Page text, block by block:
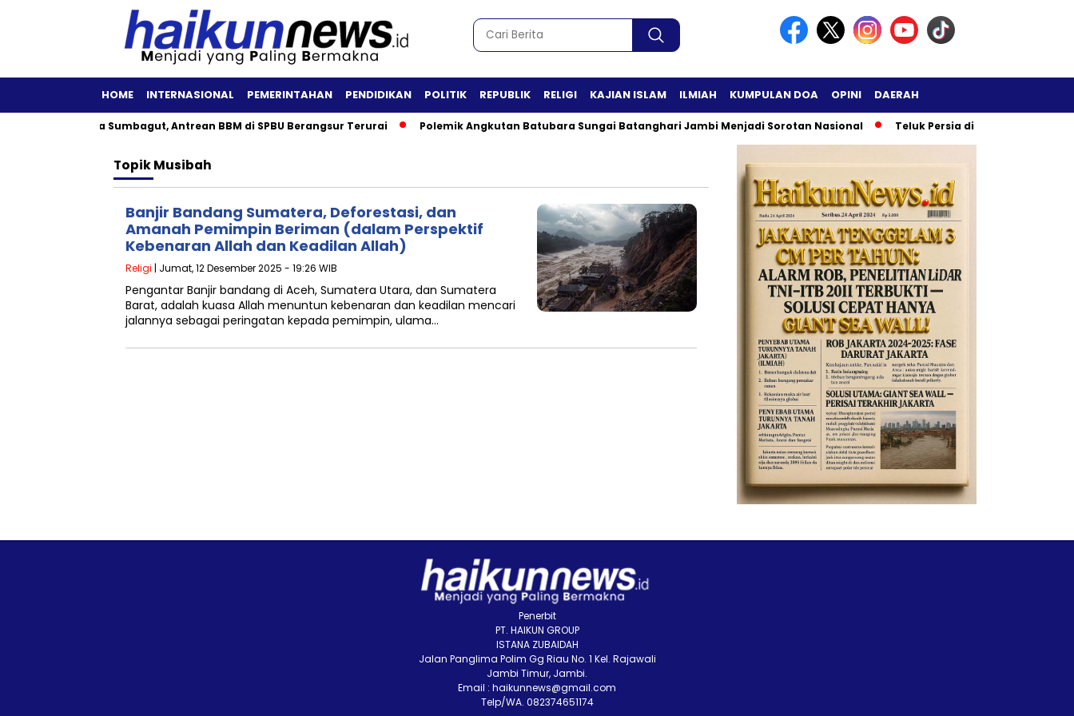
HOME INTERNASIONAL PEMERINTAHAN PENDIDIKAN POLITIK REPUBLIK RELIGI KAJIAN ISLAM ILMIAH KUMPULAN DOA OPINI DAERAH
Patra Niaga Sumbagut, Antrean BBM di SPBU Berangsur Terurai Polemik Angkutan Batubara Sungai Batanghari Jambi Menjadi Sorotan Nasional Teluk Persia di Ambang Ledakan
TopikMusibah
Banjir Bandang Sumatera, Deforestasi, dan
Amanah Pemimpin Beriman (dalam Perspektif
Kebenaran Allah dan Keadilan Allah)
Religi | Jumat, 12 Desember 2025 - 19:26 WIB
Pengantar Banjir bandang di Aceh, Sumatera Utara, dan Sumatera
Barat, adalah kuasa Allah menuntun kebenaran dan keadilan mencari
jalannya sebagai peringatan kepada pemimpin, ulama…
Penerbit
PT. HAIKUN GROUP
ISTANA ZUBAIDAH
Jalan Panglima Polim Gg Riau No. 1 Kel. Rajawali
Jambi Timur, Jambi.
Email : haikunnews@gmail.com
Telp/WA. 082374651174